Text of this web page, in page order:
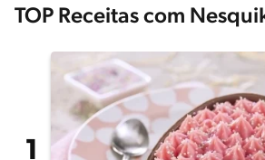
TOP Receitas com